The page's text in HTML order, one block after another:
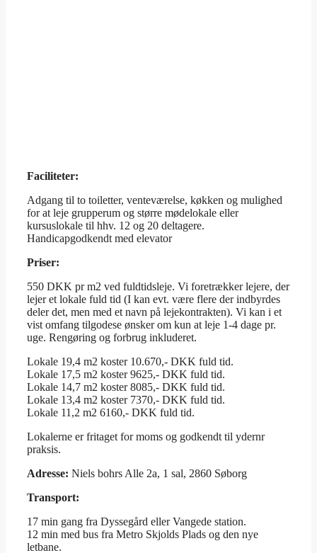
Faciliteter:
Adgang til to toiletter, venteværelse, køkken og mulighed
for at leje grupperum og større mødelokale eller
kursuslokale til hhv. 12 og 20 deltagere.
Handicapgodkendt med elevator
Priser:
550 DKK pr m2 ved fuldtidsleje. Vi foretrækker lejere, der
lejer et lokale fuld tid (I kan evt. være flere der indbyrdes
deler det, men med et navn på lejekontrakten). Vi kan i et
vist omfang tilgodese ønsker om kun at leje 1-4 dage pr.
uge. Rengøring og forbrug inkluderet.
Lokale 19,4 m2 koster 10.670,- DKK fuld tid.
Lokale 17,5 m2 koster 9625,- DKK fuld tid.
Lokale 14,7 m2 koster 8085,- DKK fuld tid.
Lokale 13,4 m2 koster 7370,- DKK fuld tid.
Lokale 11,2 m2 6160,- DKK fuld tid.
Lokalerne er fritaget for moms og godkendt til ydernr
praksis.
Adresse: Niels bohrs Alle 2a, 1 sal, 2860 Søborg
Transport:
17 min gang fra Dyssegård eller Vangede station.
12 min med bus fra Metro Skjolds Plads og den nye
letbane.